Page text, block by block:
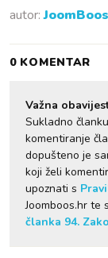
autor:JoomBoos
0 KOMENTAR
Važna
Sukladno
komentiranje
dopušteno je
koji želi
upoznati s
Joomboos.hr te
članka 94.